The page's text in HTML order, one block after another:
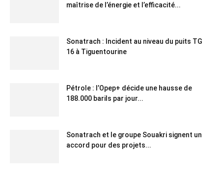
maîtrise de l’énergie et l’efficacité...
Sonatrach : Incident au niveau du puits TG
16 à Tiguentourine
Pétrole : l’Opep+ décide une hausse de
188.000 barils par jour...
Sonatrach et le groupe Souakri signent un
accord pour des projets...